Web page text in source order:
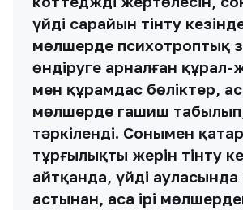
үйдің сарайын тінту
мөлшерде психотроптық
өндіруге арналған
мен құрамдас бөліктер,
мөлшерде гашиш
тәркіленді. Сонымен
тұрғылықты жерін тінту
айтқанда, үйдің ауласында
астынан, аса ірі